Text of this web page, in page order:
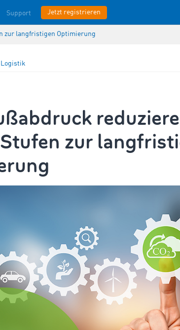
Support Jetzt registrieren
zur langfristigen Optimierung
zur